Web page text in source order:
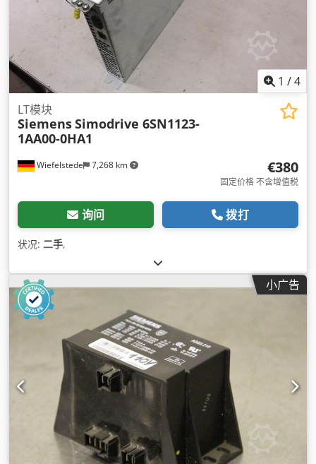
1 /4
Wiefelstede 7,268 km
LT模块
SiemensSimodrive 6SN1123-
1AA00-0HA1
€380
固定价格 不含增值税
询问 拨打
状况: 二手,
小广告